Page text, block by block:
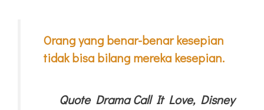
Orang yang benar-benar kesepian
tidak bisa bilang mereka kesepian.
Quote Drama Call It Love, Disney